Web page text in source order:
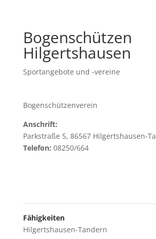
Bogenschützen
Hilgertshausen
Sportangebote und -vereine
Bogenschützenverein
Anschrift:
Parkstraße 5, 86567 Hilgertshausen-
Telefon: 08250/664
Fähigkeiten
Hilgertshausen-Tandern